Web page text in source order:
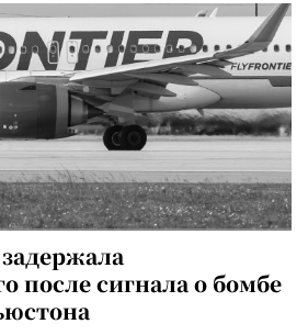
после сигнала о бомбе